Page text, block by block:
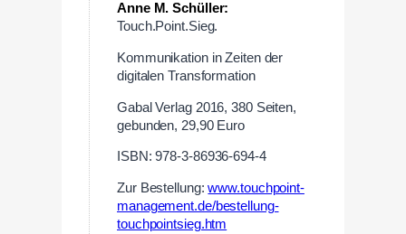
Anne M. Schüller:
Touch.Point.Sieg.
Kommunikation in Zeiten der
digitalen Transformation
Gabal Verlag 2016, 380 Seiten,
gebunden, 29,90 Euro
ISBN: 978-3-86936-694-4
Zur Bestellung:www.touchpoint-
management.de/bestellung-
touchpointsieg.htm